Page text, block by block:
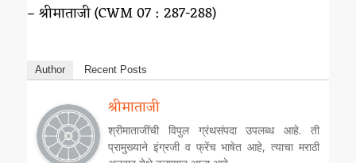
– श्रीमाताजी (CWM 07 : 287-288)
Author Recent Posts
श्रीमाताजी
श्रीमाताजींची विपुल ग्रंथसंपदा उपलब्ध आहे. ती
प्रामुख्याने इंग्रजी व फ्रेंच भाषेत आहे, त्याचा मराठी